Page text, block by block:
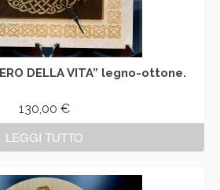
DELLA VITA” legno-ottone.
130,00 €
LEGGI TUTTO